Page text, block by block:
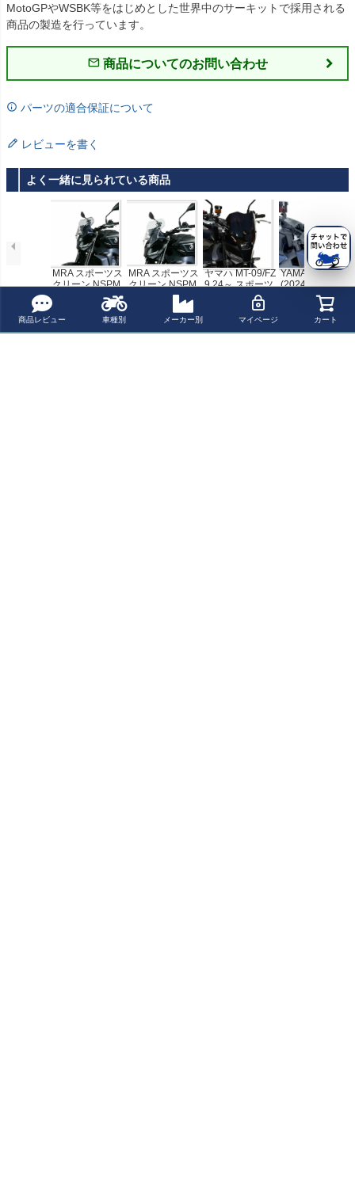
商品レビュー 車種別 メーカー別 マイページ カート
MotoGPやWSBK等をはじめとした世界中のサーキットで採用される
商品の製造を行っています。
商品についてのお問い合わせ
パーツの適合保証について
レビューを書く
よく一緒に見られている商品
MRA スポーツス
クリーン NSPM
スモーク YAMA
HA MT-09 (2024)
¥ 20,592(税込)
MRA スポーツス
クリーン NSPM
クリア YAMAHA
MT-09 (2024)
¥ 20,592(税込)
ヤマハ MT-09/FZ
9 24～ スポーツ
スクリーン 22C
M アルマックス
¥ 34,400(税込)
YAMAHA MT-09
(2024-) メーター
バイザー ダーク
スモーク WRS
¥ 32,699(税込)
最近チェックした商品